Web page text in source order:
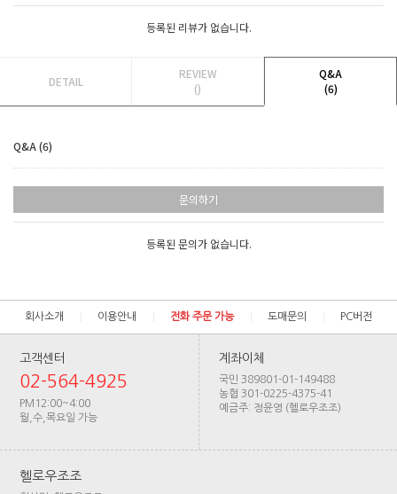
등록된 리뷰가 없습니다.
DETAIL
REVIEW
()
Q&A
(6)
Q&A (6)
문의하기
등록된 문의가 없습니다.
회사소개 이용안내 전화 주문 가능 도매문의 PC버전
고객센터
02-564-4925
PM12:00~4:00
월,수,목요일 가능
계좌이체
국민 389801-01-149488
농협 301-0225-4375-41
예금주: 정윤영 (헬로우조조)
헬로우조조